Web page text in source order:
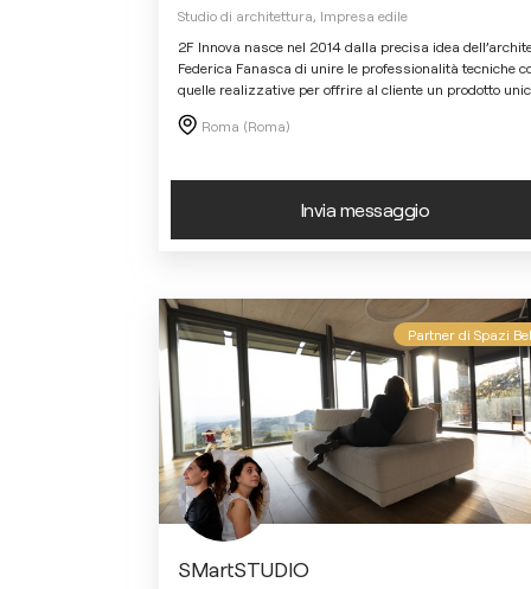
Studio di architettura, Impresa edile
2F Innova nasce nel 2014 dalla precisa idea
Federica Fanasca di unire le professionalità tecniche
quelle realizzative per offrire al cliente un prodotto
Roma (Roma)
Invia messaggio
Partner di Spazi
SMartSTUDIO